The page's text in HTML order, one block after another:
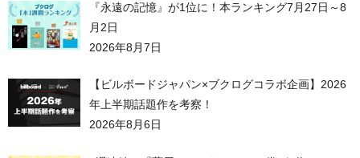
『永遠の記憶』が1位に！本ランキング7月27日～8
月2日
2026年8月7日
【ビルボードジャパン×ブクログコラボ企画】2026
年上半期話題作を考察！
2026年8月6日